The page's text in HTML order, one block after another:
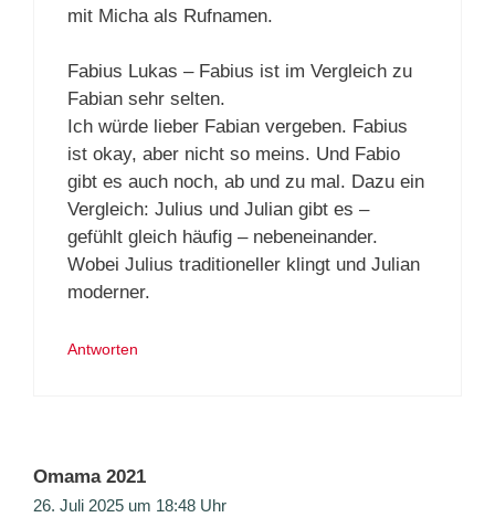
mit Micha als Rufnamen.
Fabius Lukas – Fabius ist im Vergleich zu
Fabian sehr selten.
Ich würde lieber Fabian vergeben. Fabius
ist okay, aber nicht so meins. Und Fabio
gibt es auch noch, ab und zu mal. Dazu ein
Vergleich: Julius und Julian gibt es –
gefühlt gleich häufig – nebeneinander.
Wobei Julius traditioneller klingt und Julian
moderner.
Antworten
Omama 2021
26. Juli 2025 um 18:48 Uhr